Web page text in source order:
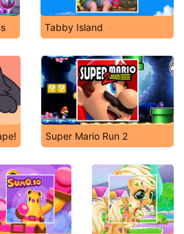
Tabby Island
Super Mario Run 2